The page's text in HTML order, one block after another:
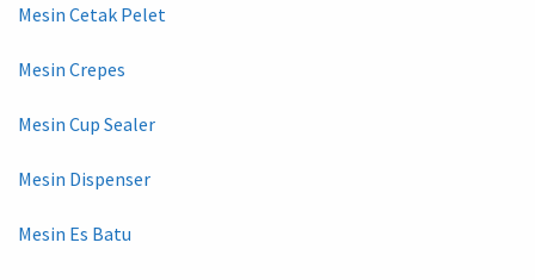
Mesin Cetak Pelet
Mesin Crepes
Mesin Cup Sealer
Mesin Dispenser
Mesin Es Batu